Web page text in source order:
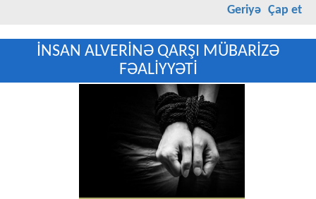
Çap et
Geriyə
İNSAN ALVERİNƏ QARŞI MÜBARİZƏ
FƏALİYYƏTİ